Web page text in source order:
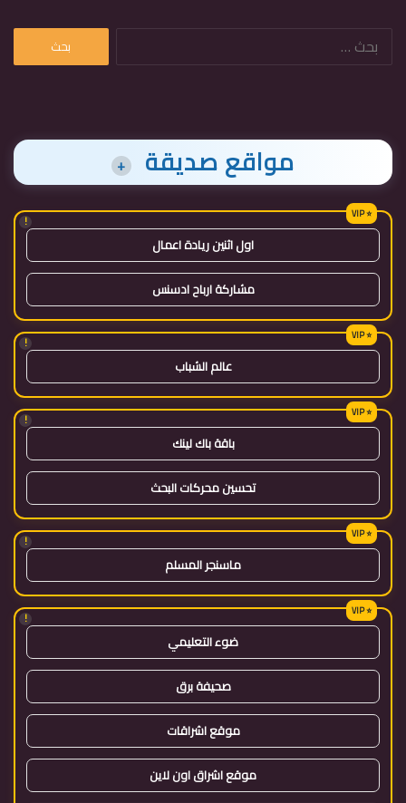
البحث
مواقع صديقة +
!
اول اثنين ريادة اعمال
مشاركة ارباح ادسنس
!
عالم الشباب
!
باقة باك لينك
تحسين محركات البحث
!
ماسنجر المسلم
!
ضوء التعليمي
صحيفة برق
موقع اشراقات
موقع اشراق اون لاين